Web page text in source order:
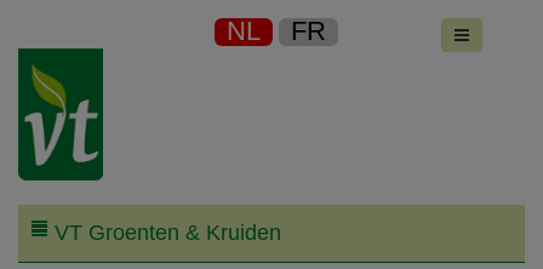
NL FR
VT Groenten & Kruiden